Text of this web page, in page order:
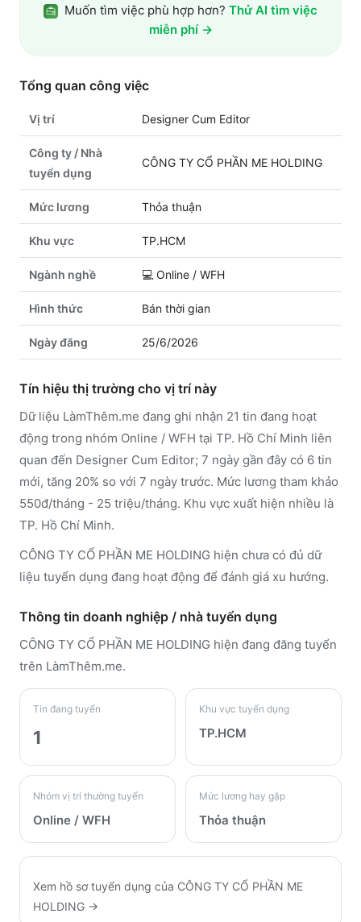
Muốn tìm việc phù hợp hơn? Thử AI tìm việc
miễn phí →
Tổng quan công việc
Vị trí Designer Cum Editor
Công ty / Nhà
tuyển dụng
CÔNG TY CỔ PHẦN ME HOLDING
Mức lương Thỏa thuận
Khu vực TP.HCM
Ngành nghề 💻 Online / WFH
Hình thức Bán thời gian
Ngày đăng 25/6/2026
Tín hiệu thị trường cho vị trí này
Dữ liệu LàmThêm.me đang ghi nhận 21 tin đang hoạt
động trong nhóm Online / WFH tại TP. Hồ Chí Minh liên
quan đến Designer Cum Editor; 7 ngày gần đây có 6 tin
mới, tăng 20% so với 7 ngày trước. Mức lương tham khảo
550đ/tháng - 25 triệu/tháng. Khu vực xuất hiện nhiều là
TP. Hồ Chí Minh.
CÔNG TY CỔ PHẦN ME HOLDING hiện chưa có đủ dữ
liệu tuyển dụng đang hoạt động để đánh giá xu hướng.
Thông tin doanh nghiệp / nhà tuyển dụng
CÔNG TY CỔ PHẦN ME HOLDING hiện đang đăng tuyển
trên LàmThêm.me.
Tin đang tuyển
1
Khu vực tuyển dụng
TP.HCM
Nhóm vị trí thường tuyển
Online / WFH
Mức lương hay gặp
Thỏa thuận
Xem hồ sơ tuyển dụng của CÔNG TY CỔ PHẦN ME
HOLDING →